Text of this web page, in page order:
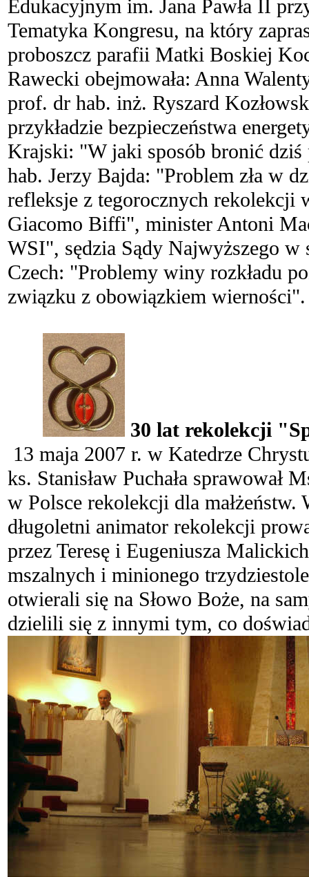
Edukacyjnym im. Jana Pawła II
Tematyka Kongresu, na który
proboszcz parafii Matki Boskiej
Rawecki obejmowała: Anna
prof. dr hab. inż. Ryszard
przykładzie bezpieczeństwa
Krajski: "W jaki sposób bronić
hab. Jerzy Bajda: "Problem zła w
refleksje z tegorocznych rekolekcji
Giacomo Biffi", minister Antoni
WSI", sędzia Sądy Najwyższego w
Czech: "Problemy winy rozkładu
związku z obowiązkiem wierności".
. 30 lat rekolekcji
13 maja 2007 r. w Katedrze
ks. Stanisław Puchała sprawował
w Polsce rekolekcji dla małżeństw.
długoletni animator rekolekcji
przez Teresę i Eugeniusza
mszalnych i minionego
otwierali się na Słowo Boże, na
dzielili się z innymi tym, co